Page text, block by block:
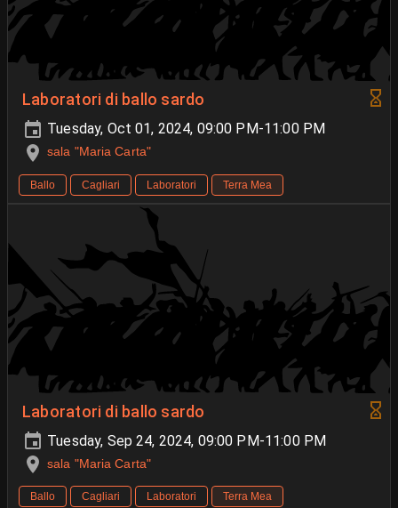
Laboratori di ballo sardo
Tuesday, Oct 01, 2024, 09:00 PM-11:00 PM
sala "Maria Carta"
Ballo Cagliari Laboratori Terra Mea
Laboratori di ballo sardo
Tuesday, Sep 24, 2024, 09:00 PM-11:00 PM
sala "Maria Carta"
Ballo Cagliari Laboratori Terra Mea